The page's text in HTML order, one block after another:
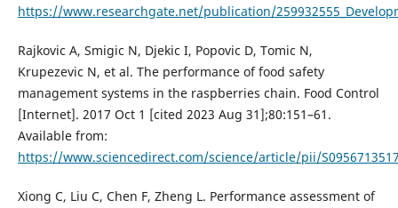
https://www.researchgate.net/publication/
Rajkovic A, Smigic N, Djekic I, Popovic D, Tomic N,
Krupezevic N, et al. The performance of food safety
management systems in the raspberries chain. Food Control
[Internet]. 2017 Oct 1 [cited 2023 Aug 31];80:151–61.
Available from:
https://www.sciencedirect.com/science/article/pii/
Xiong C, Liu C, Chen F, Zheng L. Performance assessment of